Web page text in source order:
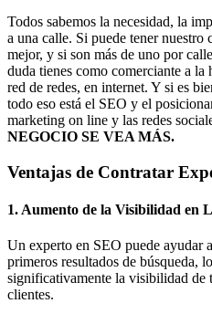
Todos sabemos la necesidad, la
a una calle. Si puede tener nuestro
mejor, y si son más de uno por
duda tienes como comerciante a la
red de redes, en internet. Y si es
todo eso está el SEO y el
marketing on line y las redes
NEGOCIO SE VEA MÁS.
Ventajas de Contratar
1. Aumento de la Visibilidad en
Un experto en SEO puede ayudar
primeros resultados de búsqueda,
significativamente la visibilidad de
clientes.